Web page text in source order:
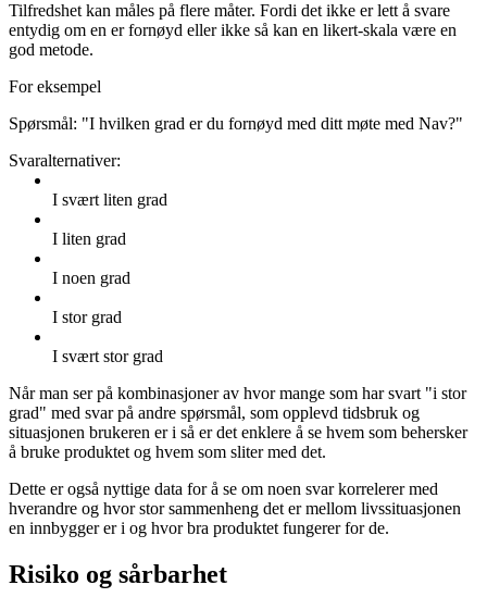
Tilfredshet kan måles på flere måter. Fordi det ikke er lett å svare
entydig om en er fornøyd eller ikke så kan en likert-skala være en
god metode.
For eksempel
Spørsmål: "I hvilken grad er du fornøyd med ditt møte med Nav?"
Svaralternativer:
I svært liten grad
I liten grad
I noen grad
I stor grad
I svært stor grad
Når man ser på kombinasjoner av hvor mange som har svart "i stor
grad" med svar på andre spørsmål, som opplevd tidsbruk og
situasjonen brukeren er i så er det enklere å se hvem som behersker
å bruke produktet og hvem som sliter med det.
Dette er også nyttige data for å se om noen svar korrelerer med
hverandre og hvor stor sammenheng det er mellom livssituasjonen
en innbygger er i og hvor bra produktet fungerer for de.
Risiko og sårbarhet